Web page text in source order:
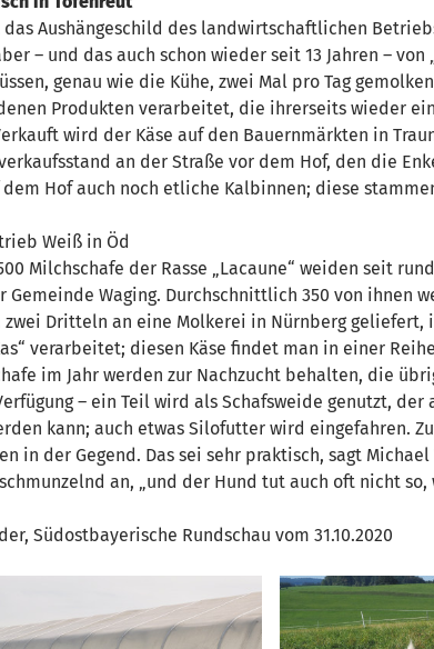
Aushängeschild des landwirtschaftlichen
– und das auch schon wieder seit 13 Jahren –
genau wie die Kühe, zwei Mal pro Tag
Produkten verarbeitet, die ihrerseits wieder
wird der Käse auf den Bauernmärkten in
an der Straße vor dem Hof, den die
Hof auch noch etliche Kalbinnen; diese
Weiß in Öd
Milchschafe der Rasse „Lacaune“ weiden seit
Gemeinde Waging. Durchschnittlich 350 von ihnen
Dritteln an eine Molkerei in Nürnberg
verarbeitet; diesen Käse findet man in einer
im Jahr werden zur Nachzucht behalten, die
– ein Teil wird als Schafsweide genutzt,
kann; auch etwas Silofutter wird eingefahren.
in der Gegend. Das sei sehr praktisch, sagt
an, „und der Hund tut auch oft nicht so,
Südostbayerische Rundschau vom 31.10.2020